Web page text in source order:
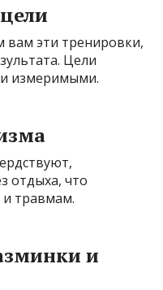
вам эти тренировки,
Цели
измеримыми.
отдыха, что
травмам.
и